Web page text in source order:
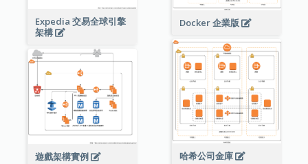
Expedia 交易全球引擎
架構
Docker 企業版
哈希公司金庫
遊戲架構實例